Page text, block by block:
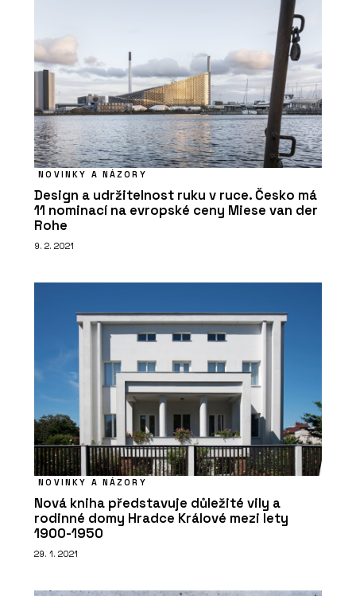
NOVINKY A NÁZORY
Design a udržitelnost ruku v ruce. Česko má
11 nominací na evropské ceny Miese van der
Rohe
9. 2. 2021
NOVINKY A NÁZORY
Nová kniha představuje důležité vily a
rodinné domy Hradce Králové mezi lety
1900-1950
29. 1. 2021